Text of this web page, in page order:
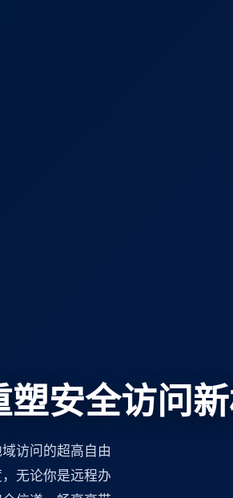
安全访问
访问的超高自由
无论你是远程办